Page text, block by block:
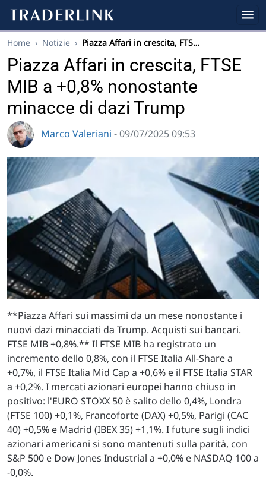
Home › Notizie › Piazza Affari in crescita, FTS…
Piazza Affari in crescita, FTSE
MIB a +0,8% nonostante
minacce di dazi Trump
Marco Valeriani - 09/07/2025 09:53
**Piazza Affari sui massimi da un mese nonostante i
nuovi dazi minacciati da Trump. Acquisti sui bancari.
FTSE MIB +0,8%.** Il FTSE MIB ha registrato un
incremento dello 0,8%, con il FTSE Italia All-Share a
+0,7%, il FTSE Italia Mid Cap a +0,6% e il FTSE Italia STAR
a +0,2%. I mercati azionari europei hanno chiuso in
positivo: l'EURO STOXX 50 è salito dello 0,4%, Londra
(FTSE 100) +0,1%, Francoforte (DAX) +0,5%, Parigi (CAC
40) +0,5% e Madrid (IBEX 35) +1,1%. I future sugli indici
azionari americani si sono mantenuti sulla parità, con
S&P 500 e Dow Jones Industrial a +0,0% e NASDAQ 100 a
-0,0%.